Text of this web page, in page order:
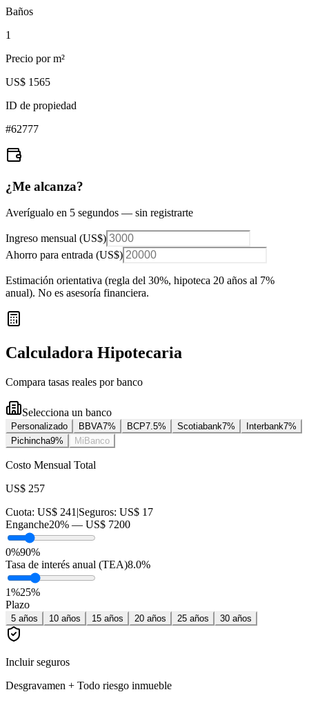
Baños
1
Precio por m²
US$ 1565
ID de propiedad
#62777
¿Me alcanza?
Averígualo en 5 segundos — sin registrarte
Ingreso mensual (US$)
Ahorro para entrada (US$)
Estimación orientativa (regla del 30%, hipoteca 20 años al 7%
anual). No es asesoría financiera.
Calculadora Hipotecaria
Compara tasas reales por banco
Selecciona un banco
Personalizado BBVA7% BCP7.5% Scotiabank7% Interbank7%
Pichincha9% MiBanco
Costo Mensual Total
US$ 257
Cuota: US$ 241 |Seguros: US$ 17
Enganche20% — US$ 7200
0%90%
Tasa de interés anual (TEA)8.0%
1%25%
Plazo
5 años 10 años 15 años 20 años 25 años 30 años
Incluir seguros
Desgravamen + Todo riesgo inmueble